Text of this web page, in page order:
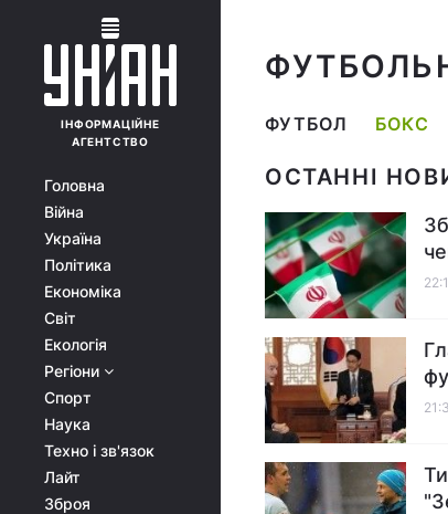
ІНФОРМАЦІЙНЕ
АГЕНТСТВО
Головна
Війна
Україна
Політика
Економіка
Світ
Екологія
Регіони
Спорт
Наука
Техно і зв'язок
Лайт
Зброя
ФУТБОЛ БОКС
ОСТАННІ